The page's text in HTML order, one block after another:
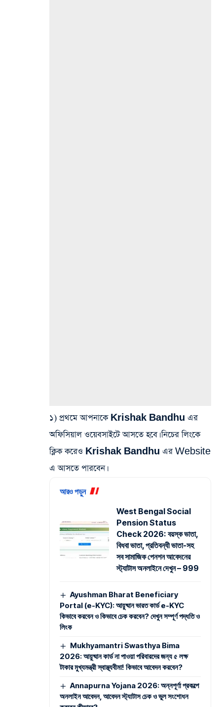
১) প্রথমে আপনাকে Krishak Bandhu এর
অফিসিয়াল ওয়েবসাইটে আসতে হবে। নিচের লিংকে
ক্লিক করেও Krishak Bandhu এর Website
এ আসতে পারবেন।
আরও পড়ুন
West Bengal Social
Pension Status
Check 2026: বয়স্ক ভাতা,
বিধবা ভাতা, প্রতিবন্ধী ভাতা-সহ
সব সামাজিক পেনশন আবেদনের
স্ট্যাটাস অনলাইনে দেখুন – 999
Ayushman Bharat Beneficiary
Portal (e-KYC): আয়ুষ্মান ভারত কার্ড e-KYC
কিভাবে করবেন ও কিভাবে চেক করবেন? দেখুন সম্পূর্ণ পদ্ধতি ও
লিংক
Mukhyamantri Swasthya Bima
2026: আয়ুষ্মান কার্ড না পাওয়া পরিবারদের জন্য ৫ লক্ষ
টাকার মুখ্যমন্ত্রী স্বাস্থ্যবীমা! কিভাবে আবেদন করবেন?
Annapurna Yojana 2026: অন্নপূর্ণা প্রকল্পে
অনলাইন আবেদন, আবেদন স্ট্যাটাস চেক ও ভুল সংশোধন